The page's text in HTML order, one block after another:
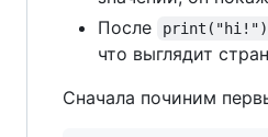
После
print("hi!")
что выглядит
Сначала починим